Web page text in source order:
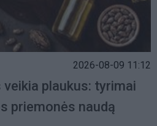
2026-08-09 11:12
plaukus: tyrimai
priemonės naudą